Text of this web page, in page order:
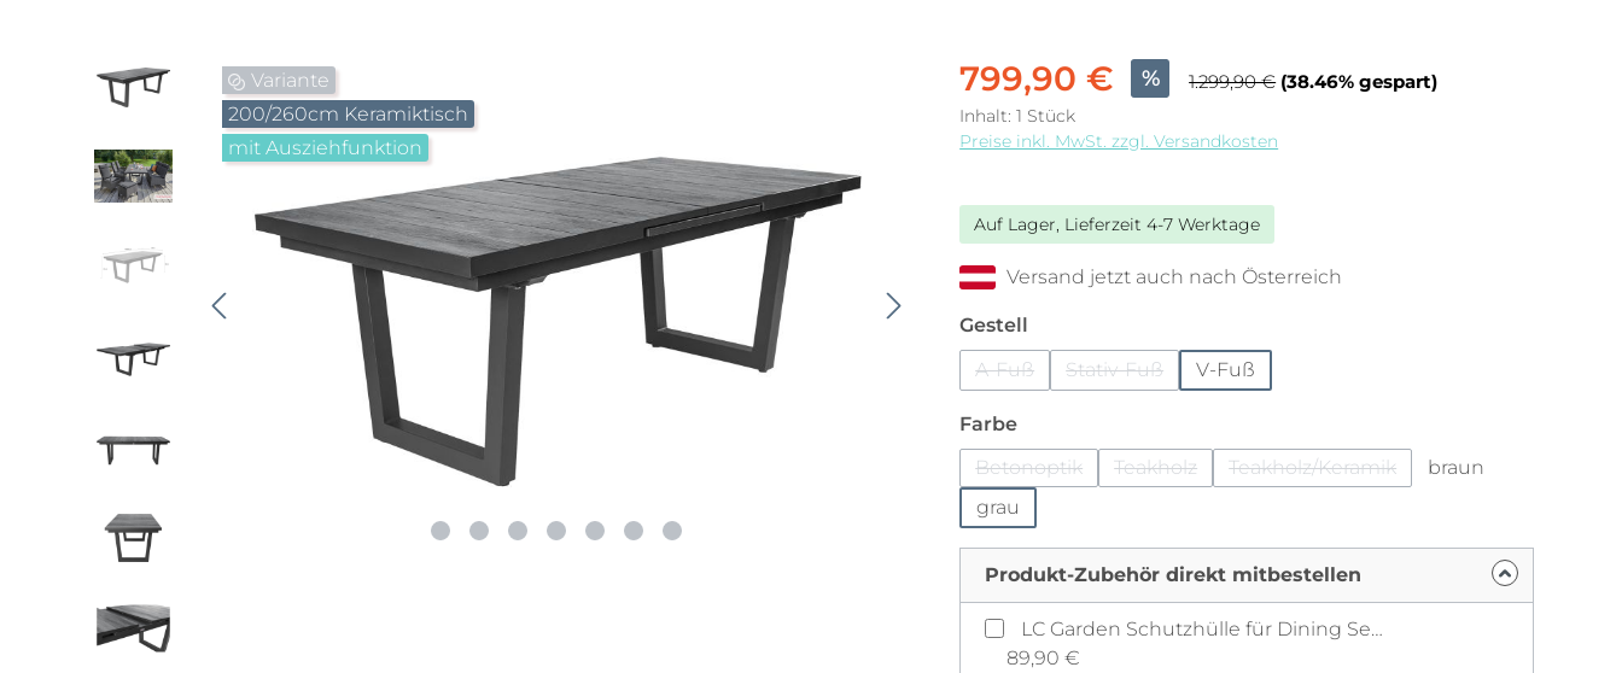
Variante
200/260cm Keramiktisch
mit Ausziehfunktion
799,90 € % 1.299,90 € (38.46% gespart)
Inhalt:1 Stück
Preise inkl. MwSt. zzgl. Versandkosten
Auf Lager, Lieferzeit 4-7 Werktage
Versand jetzt auch nach Österreich
Gestell
A-Fuß
(Diese Option ist zurzeit nicht verfügbar.)
Stativ-Fuß
(Diese Option ist zurzeit nicht verfügbar.)
V-Fuß
Farbeauswählen
Betonoptik
(Diese Option ist zurzeit nicht verfügbar.)
Teakholz
(Diese Option ist zurzeit nicht verfügbar.)
Teakholz/Keramik
(Diese Option ist zurzeit nicht
braun
grau
Produkt-Zubehör direkt mitbestellen
LC Garden Schutzhülle für Dining Sets M grau 235x170x110cm
89,90 €